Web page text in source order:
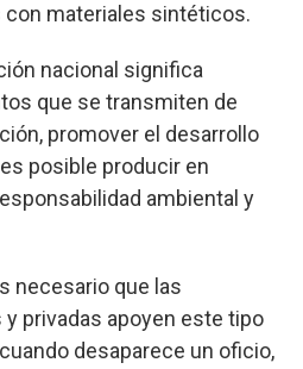
materiales sintéticos.
nacional significa
que se transmiten de
promover el desarrollo
posible producir en
ambiental y
necesario que las
privadas apoyen este tipo
desaparece un oficio,